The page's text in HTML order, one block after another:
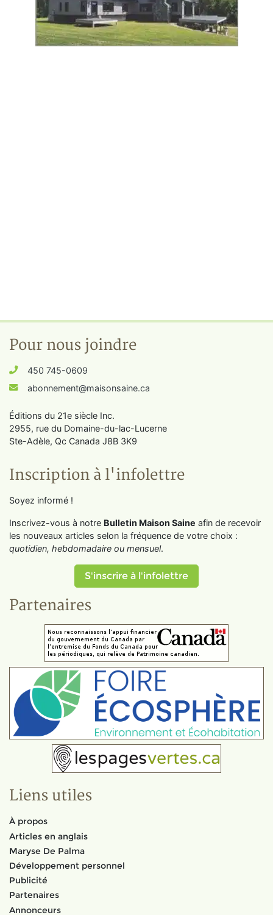
Pour nous joindre
450 745-0609
abonnement@maisonsaine.ca
Éditions du 21e siècle Inc.
2955, rue du Domaine-du-lac-Lucerne
Ste-Adèle, Qc Canada J8B 3K9
Inscription à l'infolettre
Soyez informé !
Inscrivez-vous à notre Bulletin Maison Saine afin de recevoir
les nouveaux articles selon la fréquence de votre choix :
quotidien, hebdomadaire ou mensuel.
S'inscrire à l'infolettre
Partenaires
Liens utiles
À propos
Articles en anglais
Maryse De Palma
Développement personnel
Publicité
Partenaires
Annonceurs